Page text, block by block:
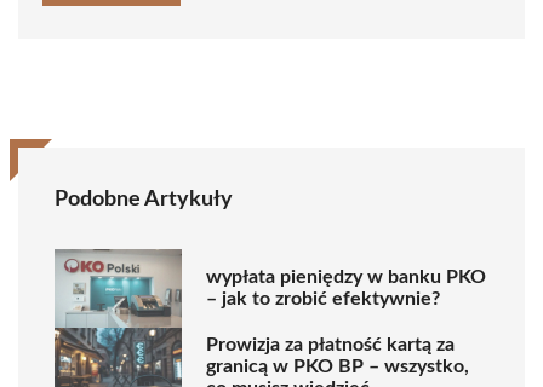
Podobne Artykuły
wypłata pieniędzy w banku PKO
– jak to zrobić efektywnie?
Prowizja za płatność kartą za
granicą w PKO BP – wszystko,